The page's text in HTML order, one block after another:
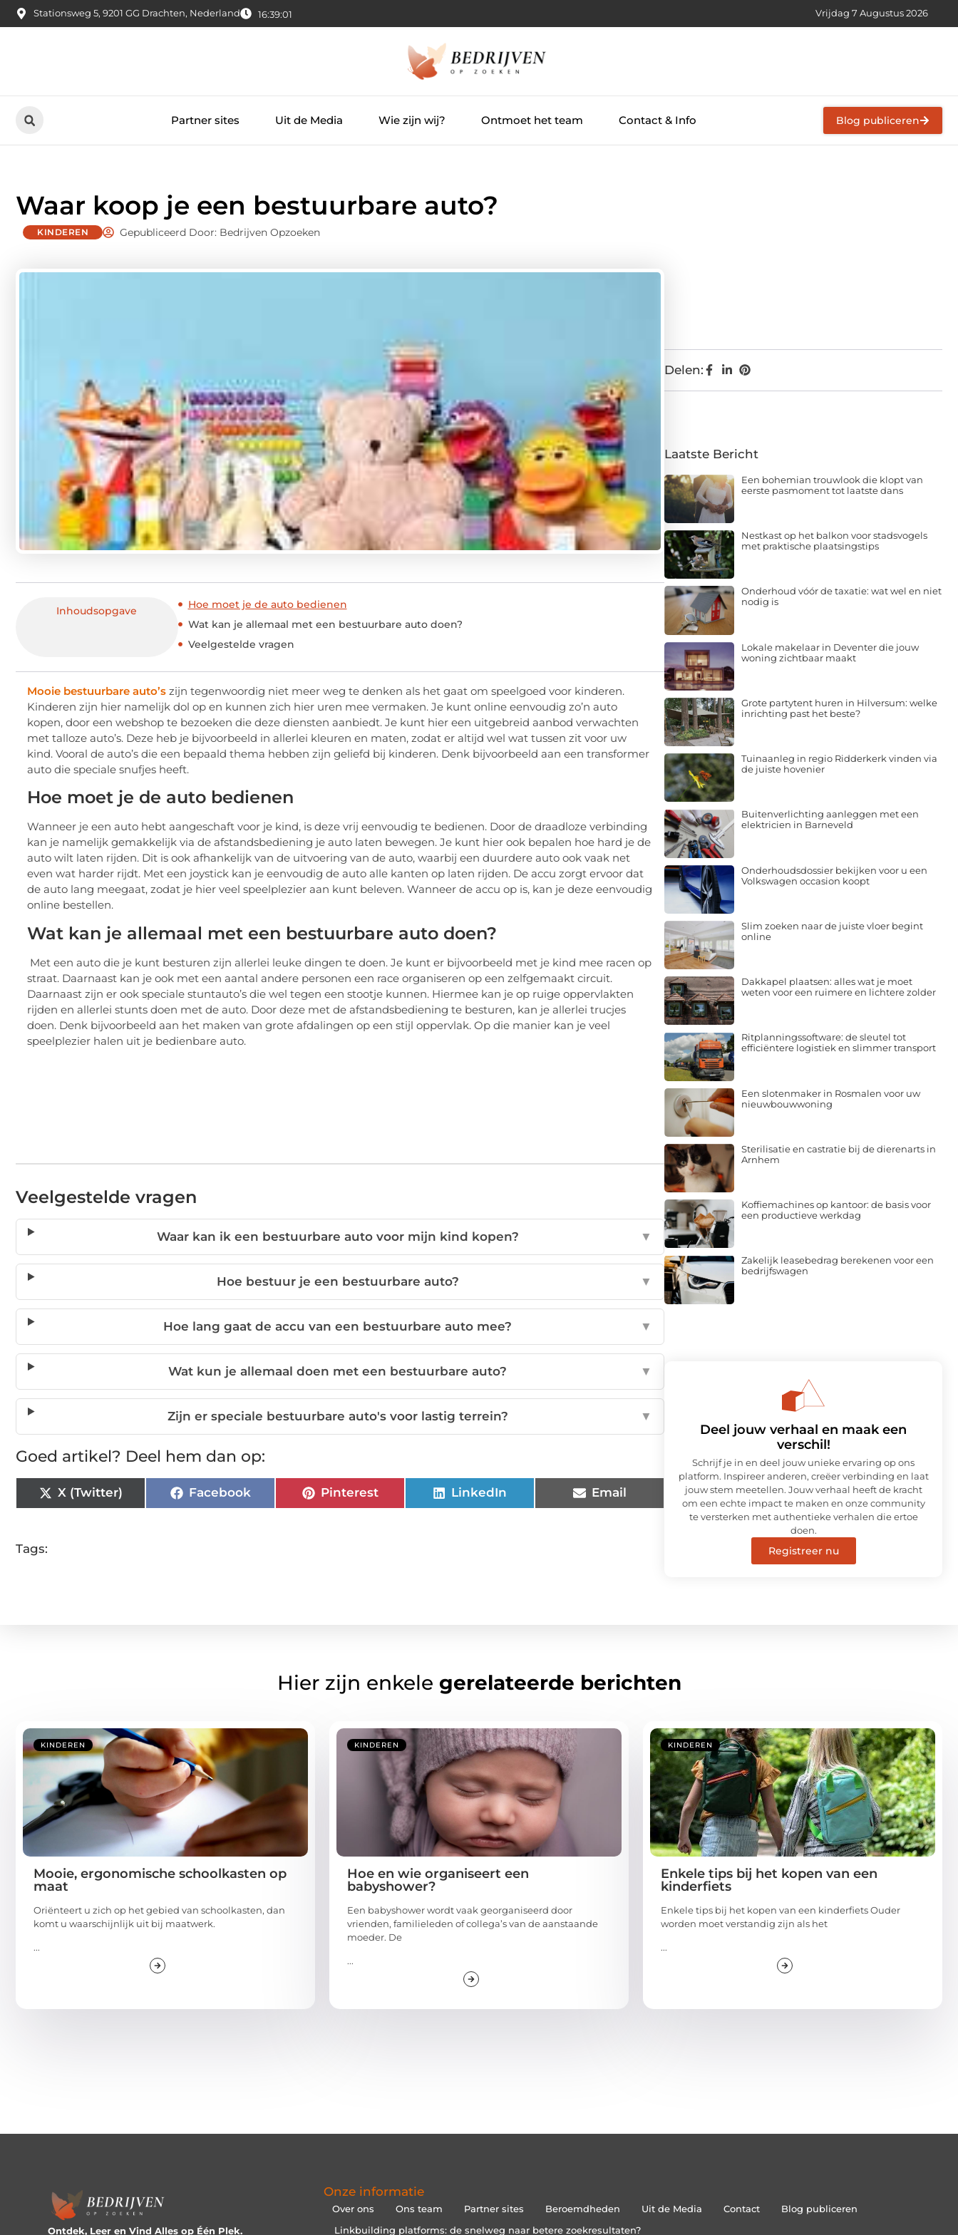
Stationsweg 5, 9201 GG Drachten, Nederland 16:39:02 Vrijdag 7 Augustus 2026
Partner sites Uit de Media Wie zijn wij? Ontmoet het team Contact & Info Blog publiceren
Waar koop je een bestuurbare auto?
KINDEREN Gepubliceerd Door: Bedrijven Opzoeken
Inhoudsopgave
Hoe moet je de auto bedienen
Wat kan je allemaal met een bestuurbare auto doen?
Veelgestelde vragen
Mooie bestuurbare auto’s zijn tegenwoordig niet meer weg te denken als het gaat om speelgoed voor kinderen.
Kinderen zijn hier namelijk dol op en kunnen zich hier uren mee vermaken. Je kunt online eenvoudig zo’n auto
kopen, door een webshop te bezoeken die deze diensten aanbiedt. Je kunt hier een uitgebreid aanbod verwachten
met talloze auto’s. Deze heb je bijvoorbeeld in allerlei kleuren en maten, zodat er altijd wel wat tussen zit voor uw
kind. Vooral de auto’s die een bepaald thema hebben zijn geliefd bij kinderen. Denk bijvoorbeeld aan een transformer
auto die speciale snufjes heeft.
Hoe moet je de auto bedienen
Wanneer je een auto hebt aangeschaft voor je kind, is deze vrij eenvoudig te bedienen. Door de draadloze verbinding
kan je namelijk gemakkelijk via de afstandsbediening je auto laten bewegen. Je kunt hier ook bepalen hoe hard je de
auto wilt laten rijden. Dit is ook afhankelijk van de uitvoering van de auto, waarbij een duurdere auto ook vaak net
even wat harder rijdt. Met een joystick kan je eenvoudig de auto alle kanten op laten rijden. De accu zorgt ervoor dat
de auto lang meegaat, zodat je hier veel speelplezier aan kunt beleven. Wanneer de accu op is, kan je deze eenvoudig
online bestellen.
Wat kan je allemaal met een bestuurbare auto doen?
Met een auto die je kunt besturen zijn allerlei leuke dingen te doen. Je kunt er bijvoorbeeld met je kind mee racen op
straat. Daarnaast kan je ook met een aantal andere personen een race organiseren op een zelfgemaakt circuit.
Daarnaast zijn er ook speciale stuntauto’s die wel tegen een stootje kunnen. Hiermee kan je op ruige oppervlakten
rijden en allerlei stunts doen met de auto. Door deze met de afstandsbediening te besturen, kan je allerlei trucjes
doen. Denk bijvoorbeeld aan het maken van grote afdalingen op een stijl oppervlak. Op die manier kan je veel
speelplezier halen uit je bedienbare auto.
Veelgestelde vragen
Waar kan ik een bestuurbare auto voor mijn kind kopen? ▼
Hoe bestuur je een bestuurbare auto? ▼
Hoe lang gaat de accu van een bestuurbare auto mee? ▼
Wat kun je allemaal doen met een bestuurbare auto? ▼
Zijn er speciale bestuurbare auto's voor lastig terrein? ▼
Goed artikel? Deel hem dan op:
X (Twitter) Facebook Pinterest LinkedIn Email
Tags:
Delen:
Laatste Bericht
Een bohemian trouwlook die klopt van
eerste pasmoment tot laatste dans
Nestkast op het balkon voor stadsvogels
met praktische plaatsingstips
Onderhoud vóór de taxatie: wat wel en niet
nodig is
Lokale makelaar in Deventer die jouw
woning zichtbaar maakt
Grote partytent huren in Hilversum: welke
inrichting past het beste?
Tuinaanleg in regio Ridderkerk vinden via
de juiste hovenier
Buitenverlichting aanleggen met een
elektricien in Barneveld
Onderhoudsdossier bekijken voor u een
Volkswagen occasion koopt
Slim zoeken naar de juiste vloer begint
online
Dakkapel plaatsen: alles wat je moet
weten voor een ruimere en lichtere zolder
Ritplanningssoftware: de sleutel tot
efficiëntere logistiek en slimmer transport
Een slotenmaker in Rosmalen voor uw
nieuwbouwwoning
Sterilisatie en castratie bij de dierenarts in
Arnhem
Koffiemachines op kantoor: de basis voor
een productieve werkdag
Zakelijk leasebedrag berekenen voor een
bedrijfswagen
Deel jouw verhaal en maak een
verschil!
Schrijf je in en deel jouw unieke ervaring op ons
platform. Inspireer anderen, creëer verbinding en laat
jouw stem meetellen. Jouw verhaal heeft de kracht
om een echte impact te maken en onze community
te versterken met authentieke verhalen die ertoe
doen.
Registreer nu
Hier zijn enkele gerelateerde berichten
KINDEREN
Mooie, ergonomische schoolkasten op
maat
Oriënteert u zich op het gebied van schoolkasten, dan
komt u waarschijnlijk uit bij maatwerk.
...
KINDEREN
Hoe en wie organiseert een
babyshower?
Een babyshower wordt vaak georganiseerd door
vrienden, familieleden of collega’s van de aanstaande
moeder. De
...
KINDEREN
Enkele tips bij het kopen van een
kinderfiets
Enkele tips bij het kopen van een kinderfiets Ouder
worden moet verstandig zijn als het
...
Ontdek, Leer en Vind Alles op Één Plek.
Onze informatie
Over ons Ons team Partner sites Beroemdheden Uit de Media Contact
Blog publiceren
Linkbuilding platforms: de snelweg naar betere zoekresultaten?